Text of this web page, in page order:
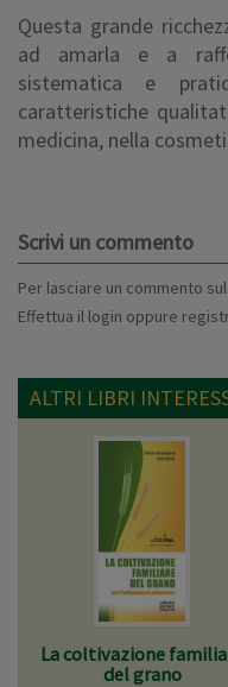
Questa grande
ad amarla e a
sistematica e
caratteristiche
medicina, nella
Scrivi un commento
Per lasciare un commento
Effettua il login oppure
ALTRI LIBRI
La coltivazione
del grano